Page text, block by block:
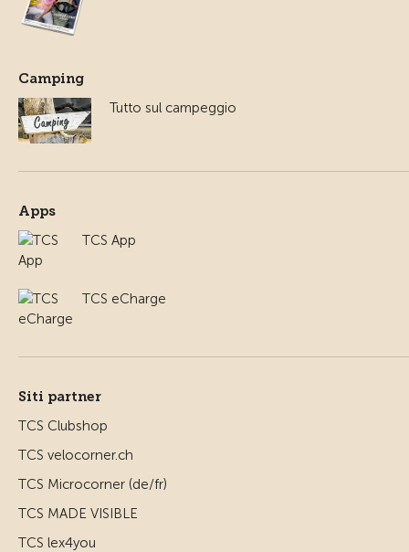
Camping
Tutto sul campeggio
Apps
TCS App
TCS eCharge
Siti partner
TCS Clubshop
TCS velocorner.ch
TCS Microcorner (de/fr)
TCS MADE VISIBLE
TCS lex4you